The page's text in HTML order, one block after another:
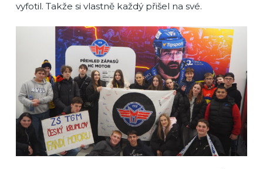
vyfotil. Takže si vlastně každý přišel na své.